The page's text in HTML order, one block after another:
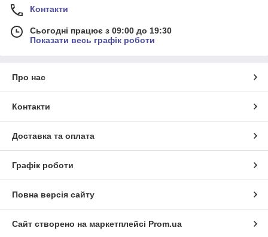
Контакти
Сьогодні працює з 09:00 до 19:30
Показати весь графік роботи
Про нас
Контакти
Доставка та оплата
Графік роботи
Повна версія сайту
Сайт створено на маркетплейсі Prom.ua